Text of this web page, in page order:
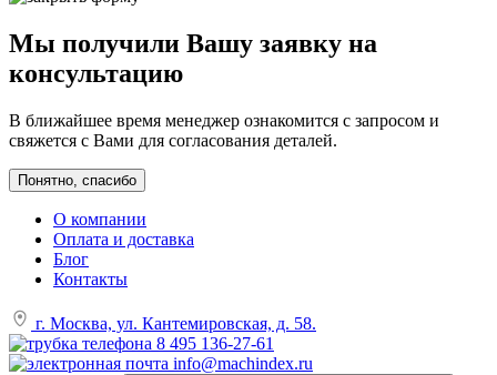
Мы получили Вашу заявку на
консультацию
В ближайшее время менеджер ознакомится с запросом и
свяжется с Вами для согласования деталей.
Понятно, спасибо
О компании
Оплата и доставка
Блог
Контакты
г. Москва, ул. Кантемировская, д. 58.
8 495 136-27-61
info@machindex.ru